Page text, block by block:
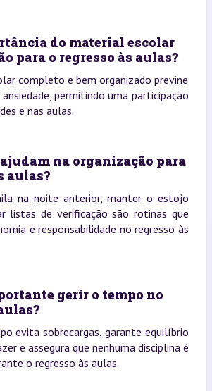
do material escolar
para o regresso às aulas?
completo e bem organizado previne
permitindo uma participação
e nas aulas.
na organização para
aulas?
na noite anterior, manter o estojo
listas de verificação são rotinas que
e responsabilidade no regresso às
gerir o tempo no
evita sobrecargas, garante equilíbrio
e assegura que nenhuma disciplina é
o regresso às aulas.